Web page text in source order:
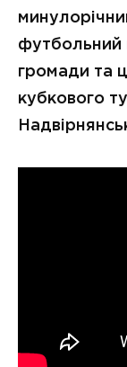
футбольний
громади та
кубкового